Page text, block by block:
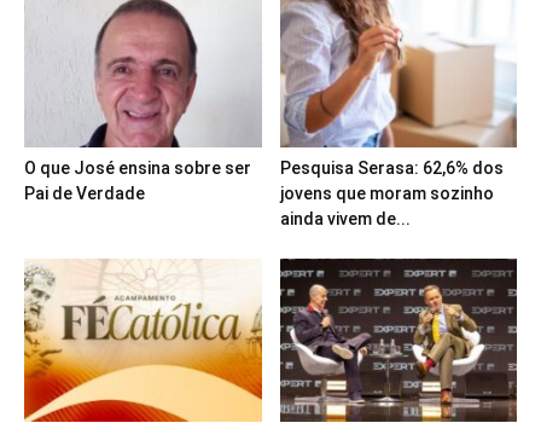
O que José ensina sobre ser
Pai de Verdade
Pesquisa Serasa: 62,6% dos
jovens que moram sozinho
ainda vivem de...